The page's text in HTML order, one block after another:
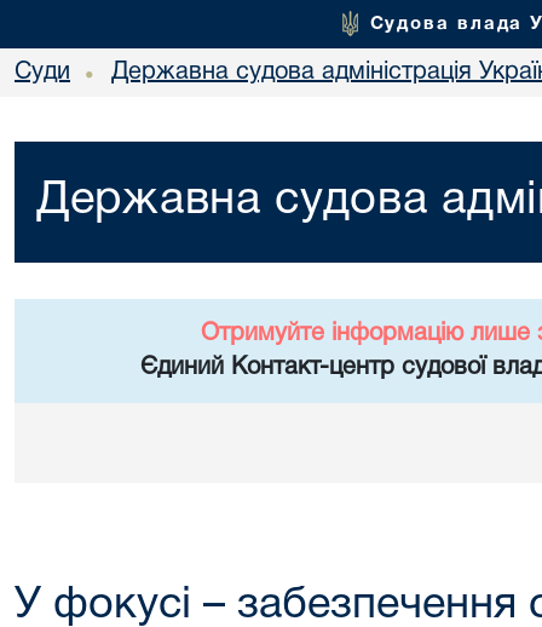
Судова влада
Суди • Державна судова адміністрація
Державна судова
Отримуйте інформацію лише
Єдиний Контакт-центр судової
У фокусі – забезпечення